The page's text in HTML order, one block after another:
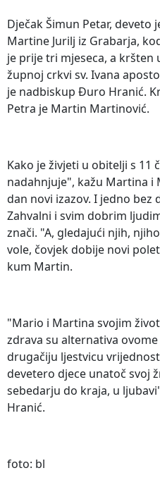
Dječak Šimun Petar,
Martine Jurilj iz Grabarja,
je prije tri mjeseca, a kršten
župnoj crkvi sv. Ivana
je nadbiskup Đuro Hranić.
Petra je Martin Martinović.
Kako je živjeti u obitelji s 11
nadahnjuje", kažu Martina i
dan novi izazov. I jedno bez
Zahvalni i svim dobrim
znači. "A, gledajući njih,
vole, čovjek dobije novi
kum Martin.
"Mario i Martina svojim
zdrava su alternativa
drugačiju ljestvicu
devetero djece unatoč svoj
sebedarju do kraja, u
Hranić.
foto: bl